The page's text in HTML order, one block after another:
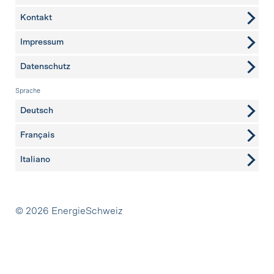
weitere Seiten
Kontakt
Impressum
Datenschutz
Sprache
Deutsch
Français
Italiano
Partner
© 2026 EnergieSchweiz